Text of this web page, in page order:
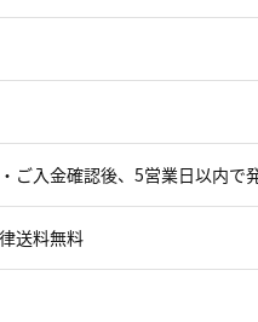
ご入金確認後、5営業日以内で
送料無料